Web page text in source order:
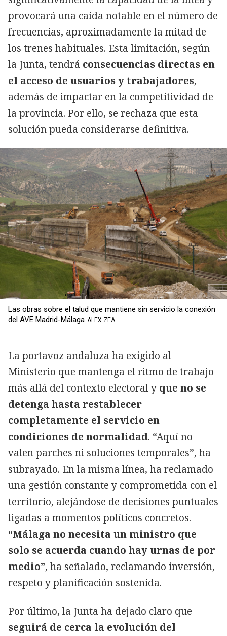
provocará una caída notable en el número de
frecuencias, aproximadamente la mitad de
los trenes habituales. Esta limitación, según
la Junta, tendrá consecuencias directas en
el acceso de usuarios y trabajadores,
además de impactar en la competitividad de
la provincia. Por ello, se rechaza que esta
solución pueda considerarse definitiva.
Las obras sobre el talud que mantiene sin servicio la conexión
del AVE Madrid-Málaga ALEX ZEA
La portavoz andaluza ha exigido al
Ministerio que mantenga el ritmo de trabajo
más allá del contexto electoral y que no se
detenga hasta restablecer
completamente el servicio en
condiciones de normalidad. “Aquí no
valen parches ni soluciones temporales”, ha
subrayado. En la misma línea, ha reclamado
una gestión constante y comprometida con el
territorio, alejándose de decisiones puntuales
ligadas a momentos políticos concretos.
“Málaga no necesita un ministro que
solo se acuerda cuando hay urnas de por
medio”, ha señalado, reclamando inversión,
respeto y planificación sostenida.
Por último, la Junta ha dejado claro que
seguirá de cerca la evolución del